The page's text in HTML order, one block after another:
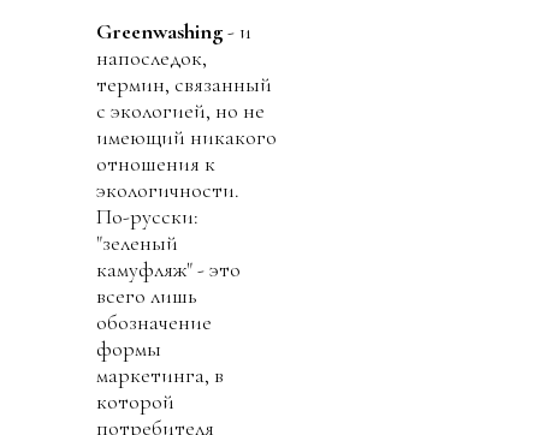
Greenwashing- и
напоследок,
термин, связанный
с экологией, но не
имеющий никакого
отношения к
экологичности.
По-русски:
"зеленый
камуфляж" - это
всего лишь
обозначение
формы
маркетинга, в
которой
потребителя